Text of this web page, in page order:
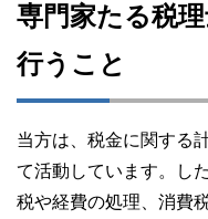
専門家たる税
行うこと
当方は、税金に関する
て活動しています。し
税や経費の処理、消費